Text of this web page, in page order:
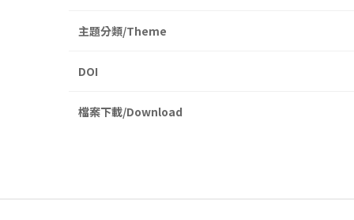
主題分類/Theme
DOI
檔案下載/Download